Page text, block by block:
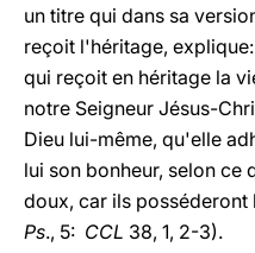
un titre qui dans sa
reçoit l'héritage,
qui reçoit en héritage la
notre Seigneur Jésus-
Dieu lui-même, qu'elle
lui son bonheur, selon ce
doux, car ils posséderont
Ps., 5: CCL 38, 1, 2-3).